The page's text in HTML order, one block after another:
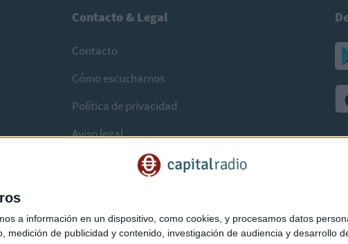
a información en un dispositivo, como cookies, y procesamos datos
de publicidad y contenido, investigación de audiencia y desarrollo
Contacto & Legal
Contacto
Cómo escucharnos
Política de privacidad
Aviso legal